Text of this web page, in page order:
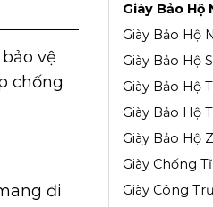
vệ
chống
đi
Giày Bảo Hộ
Giày Bảo Hộ
Giày Bảo Hộ
Giày Bảo Hộ
Giày Bảo Hộ
Giày Bảo Hộ
Giày Chống
Giày Công